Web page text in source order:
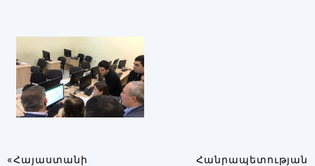
«Հայաստանի Հանրապետության